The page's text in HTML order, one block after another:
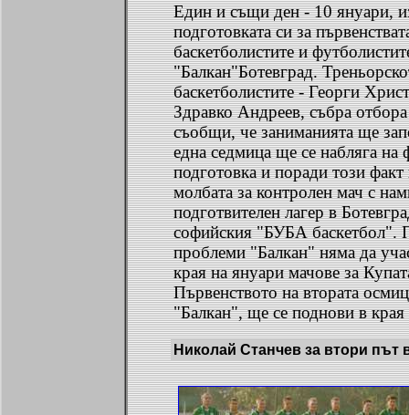
Един и същи ден - 10 януари,
подготовката си за
баскетболистите и
"Балкан"Ботевград.
баскетболистите - Георги
Здравко Андреев, събра
съобщи, че заниманията ще
една седмица ще се набляга на
подготовка и поради този
молбата за контролен мач с
подготвителен лагер в
софийския "БУБА баскетбол".
проблеми "Балкан" няма да
края на януари мачове за
Първенството на втората
"Балкан", ще се поднови в
Николай Станчев за втори път